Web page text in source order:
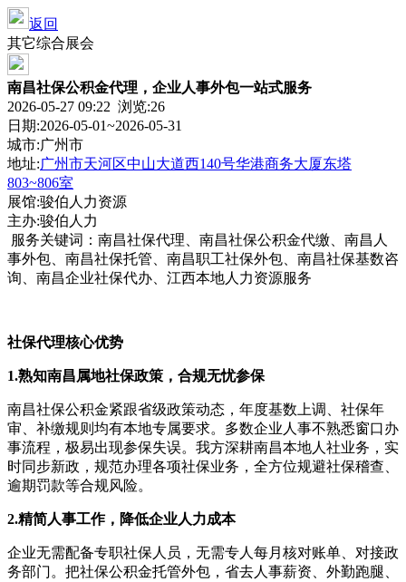
返回
其它综合展会
南昌社保公积金代理，企业人事外包一站式服务
2026-05-27 09:22 浏览:26
日期:2026-05-01~2026-05-31
城市:广州市
地址:广州市天河区中山大道西140号华港商务大厦东塔
803~806室
展馆:骏伯人力资源
主办:骏伯人力
服务关键词：南昌社保代理、南昌社保公积金代缴、南昌人
事外包、南昌社保托管、南昌职工社保外包、南昌社保基数咨
询、南昌企业社保代办、江西本地人力资源服务
社保代理核心优势
1.熟知南昌属地社保政策，合规无忧参保
南昌社保公积金紧跟省级政策动态，年度基数上调、社保年
审、补缴规则均有本地专属要求。多数企业人事不熟悉窗口办
事流程，极易出现参保失误。我方深耕南昌本地人社业务，实
时同步新政，规范办理各项社保业务，全方位规避社保稽查、
逾期罚款等合规风险。
2.精简人事工作，降低企业人力成本
企业无需配备专职社保人员，无需专人每月核对账单、对接政
务部门。把社保公积金托管外包，省去人事薪资、外勤跑腿、